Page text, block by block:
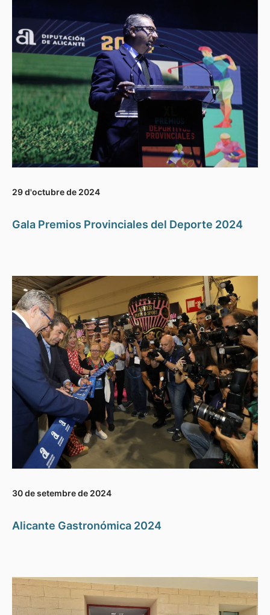
29 d'octubre de 2024
Gala Premios Provinciales del Deporte 2024
30 de setembre de 2024
Alicante Gastronómica 2024